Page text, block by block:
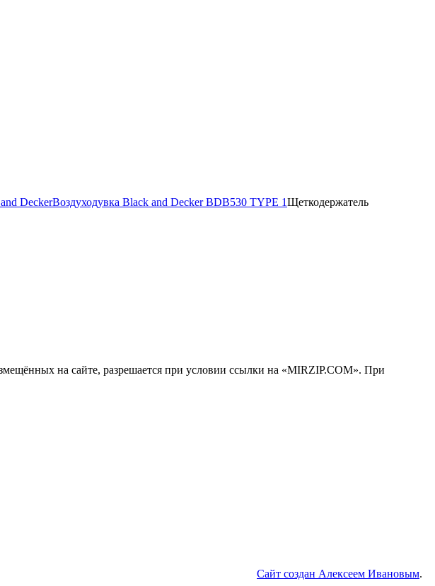
DeckerВоздуходувка Black and Decker BDB530 TYPE 1Щеткодержатель
на сайте, разрешается при условии ссылки на «MIRZIP.COM». При
Сайт создан Алексеем Ивановым.